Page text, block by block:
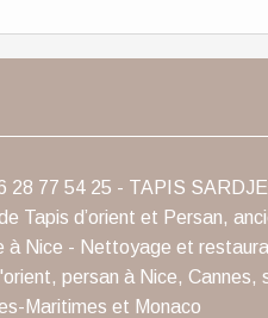
28 77 54 25 - TAPIS
Tapis d’orient et Persan,
à Nice - Nettoyage et
persan à Nice, Cannes,
Maritimes et Monaco